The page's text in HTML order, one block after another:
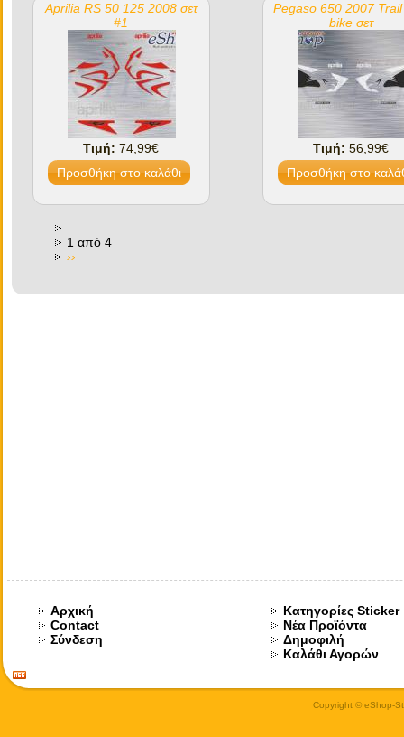
Aprilia RS 50 125 2008 σετ
#1
Τιμή:74,99€
Pegaso 650 2007
bike σετ
Τιμή:56,99€
1 από 4
››
Αρχική
Contact
Σύνδεση
Κατηγορίες Sticker
Νέα Προϊόντα
Δημοφιλή
Καλάθι Αγορών
Copyright © eShop-